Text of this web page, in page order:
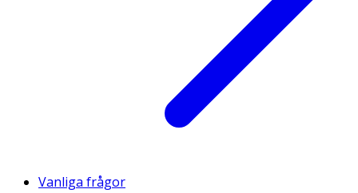
Vanliga frågor